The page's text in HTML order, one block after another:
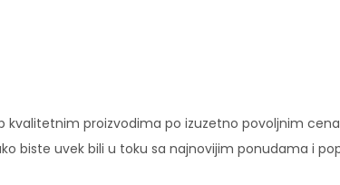
proizvodima po izuzetno povoljnim
biste uvek bili u toku sa najnovijim ponudama i